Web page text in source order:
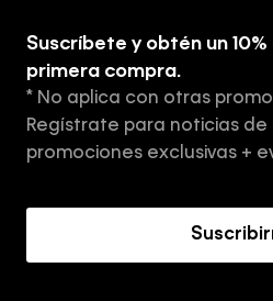
Tiendas
Aviso de privacidad
Términos y Condiciones
Suscríbete y obtén un
primera compra.
* No aplica con otras
Regístrate para noticias de
promociones exclusivas +